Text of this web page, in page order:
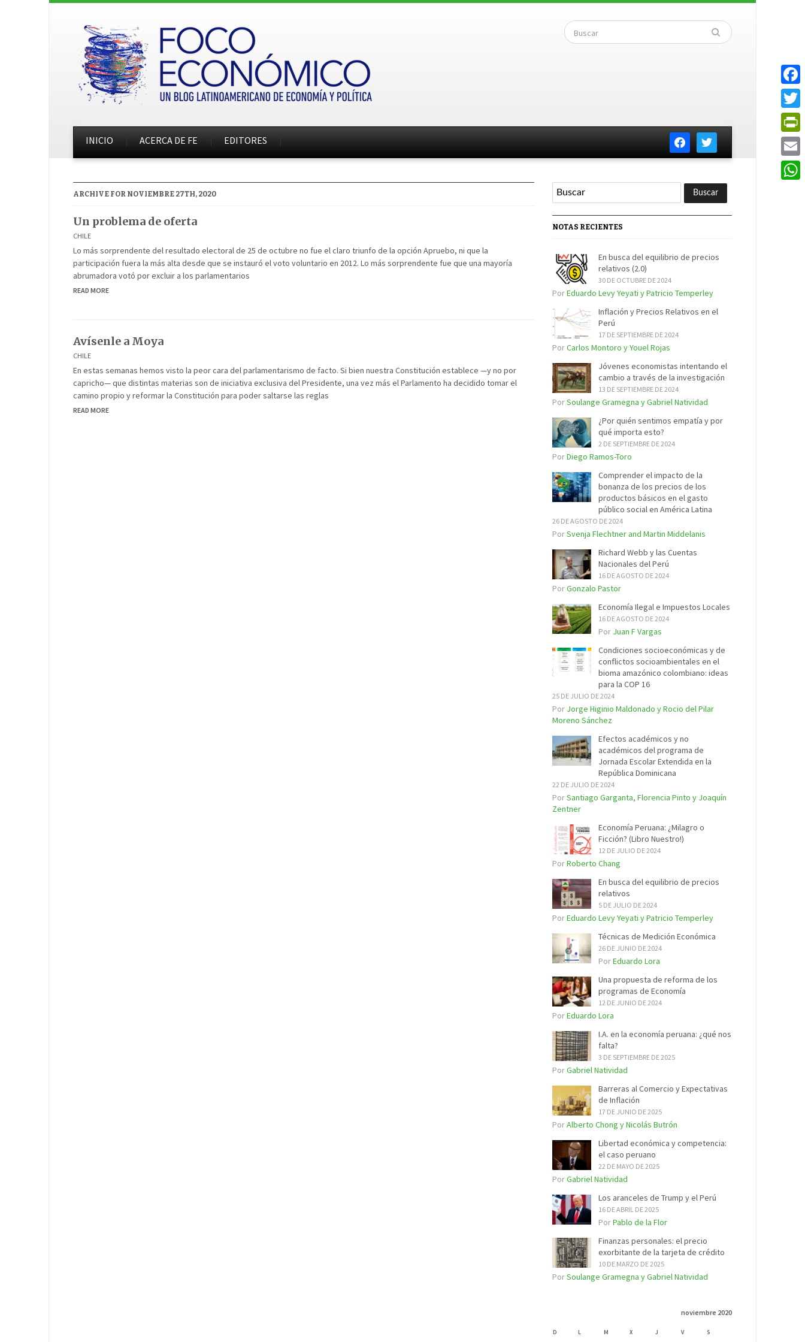
facebooktwitter
INICIO ACERCA DE FE EDITORES
ARCHIVE FOR NOVIEMBRE 27TH, 2020
Un problema de oferta
CHILE
Lo más sorprendente del resultado electoral de 25 de octubre no fue el claro triunfo de la opción Apruebo, ni que la
participación fuera la más alta desde que se instauró el voto voluntario en 2012. Lo más sorprendente fue que una mayoría
abrumadora votó por excluir a los parlamentarios
READ MORE
Avísenle a Moya
CHILE
En estas semanas hemos visto la peor cara del parlamentarismo de facto. Si bien nuestra Constitución establece —y no por
capricho— que distintas materias son de iniciativa exclusiva del Presidente, una vez más el Parlamento ha decidido tomar el
camino propio y reformar la Constitución para poder saltarse las reglas
READ MORE
NOTAS RECIENTES
En busca del equilibrio de precios
relativos (2.0)
30 DE OCTUBRE DE 2024
PorEduardo Levy Yeyati y Patricio Temperley
Inflación y Precios Relativos en el
Perú
17 DE SEPTIEMBRE DE 2024
PorCarlos Montoro y Youel Rojas
Jóvenes economistas intentando el
cambio a través de la investigación
13 DE SEPTIEMBRE DE 2024
PorSoulange Gramegna y Gabriel Natividad
¿Por quién sentimos empatía y por
qué importa esto?
2 DE SEPTIEMBRE DE 2024
PorDiego Ramos-Toro
Comprender el impacto de la
bonanza de los precios de los
productos básicos en el gasto
público social en América Latina
26 DE AGOSTO DE 2024
PorSvenja Flechtner and Martin Middelanis
Richard Webb y las Cuentas
Nacionales del Perú
16 DE AGOSTO DE 2024
PorGonzalo Pastor
Economía Ilegal e Impuestos Locales
16 DE AGOSTO DE 2024
Por Juan F Vargas
Condiciones socioeconómicas y de
conflictos socioambientales en el
bioma amazónico colombiano: ideas
para la COP 16
25 DE JULIO DE 2024
Por Jorge Higinio Maldonado y Rocio del Pilar
Moreno Sánchez
Efectos académicos y no
académicos del programa de
Jornada Escolar Extendida en la
República Dominicana
22 DE JULIO DE 2024
PorSantiago Garganta, Florencia Pinto y Joaquín
Zentner
Economía Peruana: ¿Milagro o
Ficción? (Libro Nuestro!)
12 DE JULIO DE 2024
PorRoberto Chang
En busca del equilibrio de precios
relativos
5 DE JULIO DE 2024
PorEduardo Levy Yeyati y Patricio Temperley
Técnicas de Medición Económica
26 DE JUNIO DE 2024
PorEduardo Lora
Una propuesta de reforma de los
programas de Economía
12 DE JUNIO DE 2024
PorEduardo Lora
I.A. en la economía peruana: ¿qué nos
falta?
3 DE SEPTIEMBRE DE 2025
PorGabriel Natividad
Barreras al Comercio y Expectativas
de Inflación
17 DE JUNIO DE 2025
PorAlberto Chong y Nicolás Butrón
Libertad económica y competencia:
el caso peruano
22 DE MAYO DE 2025
PorGabriel Natividad
Los aranceles de Trump y el Perú
16 DE ABRIL DE 2025
PorPablo de la Flor
Finanzas personales: el precio
exorbitante de la tarjeta de crédito
10 DE MARZO DE 2025
PorSoulange Gramegna y Gabriel Natividad
noviembre 2020
D L M X J V S
Email